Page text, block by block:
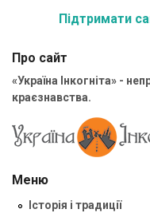
Підтримати
Про сайт
«Україна Інкогніта» -
краєзнавства.
Меню
Історія і традиції